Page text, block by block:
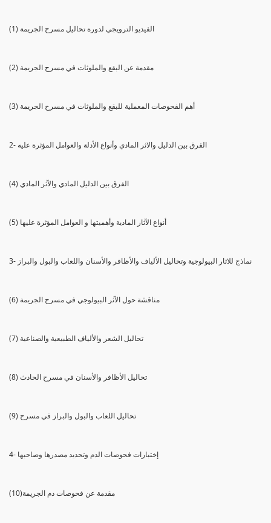
(1) الفيديو الترويجي لدورة تحاليل مسرح الجريمة
(2) مقدمة عن البقع والملوثات في مسرح الجريمة
(3) أهم الفحوصات المعملية للبقع والملوثات في مسرح الجريمة
2- الفرق بين الدليل والاثر المادي وأنواع الأدلة والعوامل المؤثرة عليه
(4) الفرق بين الدليل المادي والآثر المادي
(5) أنواع الآثار المادية وأهميتها و العوامل المؤثرة عليها
3- نماذج للاثار البيولوجية وتحاليل الألياف والأظافر والأسنان واللعاب والبول والبراز
(6) مناقشة حول الآثر البيولوجي في مسرح الجريمة
(7) تحاليل الشعر والألياف الطبيعية والصناعية
(8) تحاليل الأظافر والأسنان في مسرح الحادث
(9) تحاليل اللعاب والبول والبراز في مسرح
4- إختبارات فحوصات الدم وتحديد مصدرها وصاحبها
(10)مقدمة عن فحوصات دم الجريمة